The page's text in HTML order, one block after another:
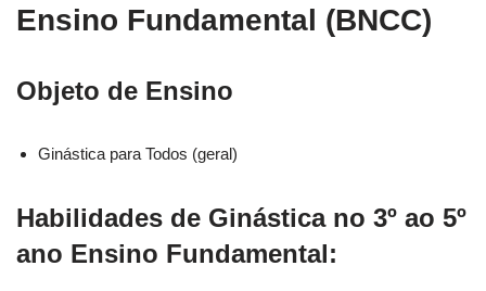
Ensino Fundamental (BNCC)
Objeto de Ensino
Ginástica para Todos (geral)
Habilidades de Ginástica no 3º ao 5º
ano Ensino Fundamental: